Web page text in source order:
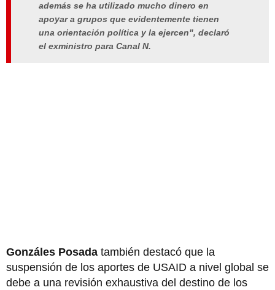
además se ha utilizado mucho dinero en
apoyar a grupos que evidentemente tienen
una orientación política y la ejercen", declaró
el exministro para Canal N.
Gonzáles Posada también destacó que la
suspensión de los aportes de USAID a nivel global se
debe a una revisión exhaustiva del destino de los